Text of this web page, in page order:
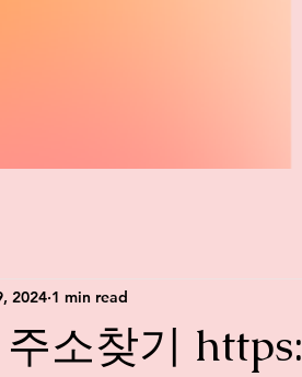
소찾기
2024 1 min read